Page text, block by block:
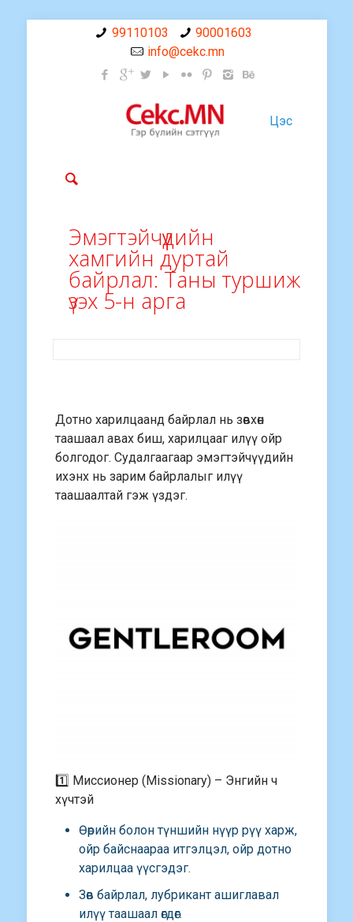
99110103
90001603
info@cekc.mn
Цэс
Эмэгтэйчүүдийн
хамгийн дуртай
байрлал: Таны туршиж
үзэх 5-н арга
Дотно харилцаанд байрлал нь зөвхөн
таашаал авах биш, харилцааг илүү ойр
болгодог. Судалгаагаар эмэгтэйчүүдийн
ихэнх нь зарим байрлалыг илүү
таашаалтай гэж үздэг.
1️⃣ Миссионер (Missionary) – Энгийн ч
хүчтэй
Өөрийн болон түншийн нүүр рүү харж,
ойр байснаараа итгэлцэл, ойр дотно
харилцаа үүсгэдэг.
Зөв байрлал, лубрикант ашиглавал
илүү таашаал өгдөг.